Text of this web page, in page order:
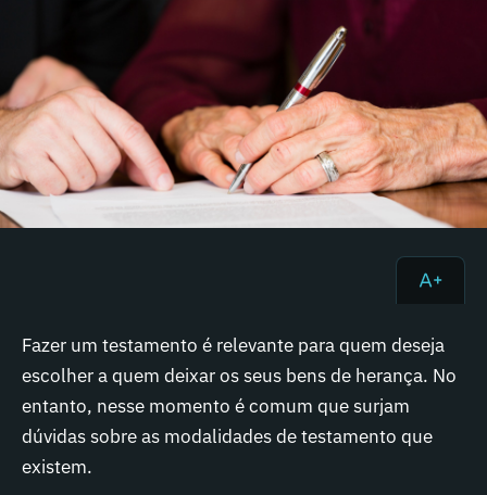
Fazer um testamento é relevante para quem deseja
escolher a quem deixar os seus bens de herança. No
entanto, nesse momento é comum que surjam
dúvidas sobre as modalidades de testamento que
existem.